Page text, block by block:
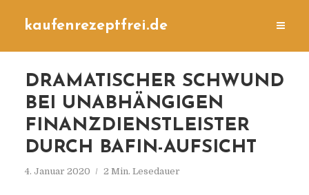
kaufenrezeptfrei.de
DRAMATISCHER SCHWUND
BEI UNABHÄNGIGEN
FINANZDIENSTLEISTER
DURCH BAFIN-AUFSICHT
4. Januar 2020 2 Min. Lesedauer